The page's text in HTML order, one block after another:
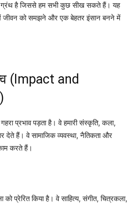
ग्रंथ है जिससे हम सभी कुछ सीख सकते हैं। यह
जीवन को समझने और एक बेहतर इंसान बनने में
(Impact and
प्रभाव पड़ता है। वे हमारी संस्कृति, कला,
देते हैं। वे सामाजिक व्यवस्था, नैतिकता और
करते हैं।
प्रेरित किया है। वे साहित्य, संगीत, चित्रकला,